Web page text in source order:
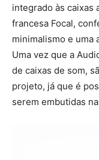
integrado às caixas
francesa Focal,
minimalismo e uma
Uma vez que a
de caixas de som,
projeto, já que é
serem embutidas